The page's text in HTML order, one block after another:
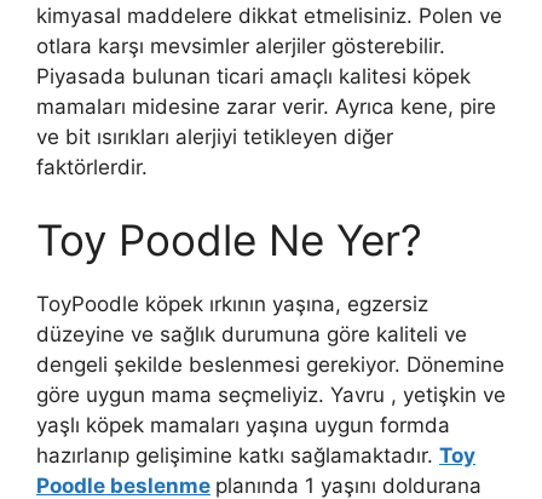
kimyasal maddelere dikkat etmelisiniz. Polen ve
otlara karşı mevsimler alerjiler gösterebilir.
Piyasada bulunan ticari amaçlı kalitesi köpek
mamaları midesine zarar verir. Ayrıca kene, pire
ve bit ısırıkları alerjiyi tetikleyen diğer
faktörlerdir.
Toy Poodle Ne Yer?
ToyPoodle köpek ırkının yaşına, egzersiz
düzeyine ve sağlık durumuna göre kaliteli ve
dengeli şekilde beslenmesi gerekiyor. Dönemine
göre uygun mama seçmeliyiz. Yavru , yetişkin ve
yaşlı köpek mamaları yaşına uygun formda
hazırlanıp gelişimine katkı sağlamaktadır. Toy
Poodle beslenme planında 1 yaşını doldurana